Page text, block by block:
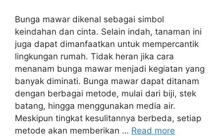
Bunga mawar dikenal sebagai simbol
keindahan dan cinta. Selain indah, tanaman ini
juga dapat dimanfaatkan untuk mempercantik
lingkungan rumah. Tidak heran jika cara
menanam bunga mawar menjadi kegiatan yang
banyak diminati. Bunga mawar dapat ditanam
dengan berbagai metode, mulai dari biji, stek
batang, hingga menggunakan media air.
Meskipun tingkat kesulitannya berbeda, setiap
metode akan memberikan … Read more